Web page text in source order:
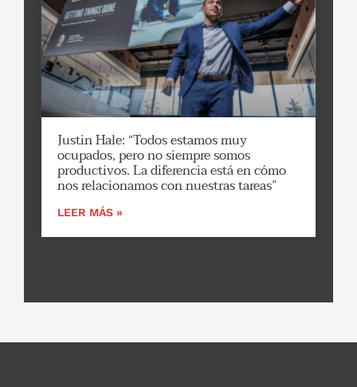
Justin Hale: “Todos estamos muy
ocupados, pero no siempre somos
productivos. La diferencia está en cómo
nos relacionamos con nuestras tareas”
LEER MÁS »